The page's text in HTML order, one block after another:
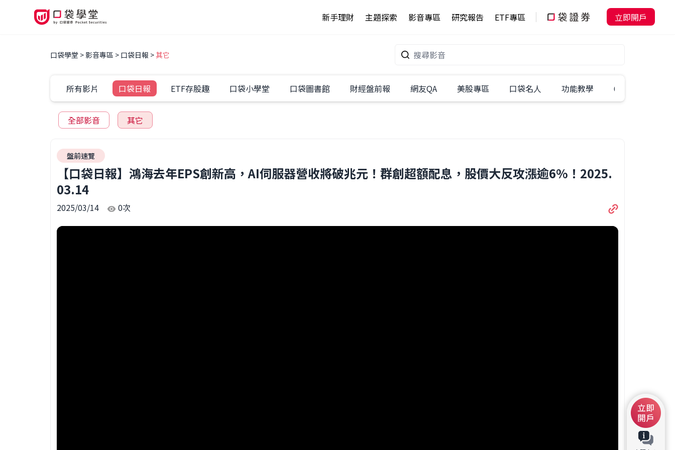
新手理財 主題探索 影音專區 研究報告 ETF專區 立即開戶
口袋學堂 影音專區 口袋日報 其它
所有影片 口袋日報 ETF存股趣 口袋小學堂 口袋圖書館 財經盤前報 網友QA 美股專區 口袋名人 功能教學 60秒學一招
全部影音 其它
盤前速覽
【口袋日報】鴻海去年EPS創新高，AI伺服器營收將破兆元！群創超額配息，股價大反攻漲逾6%！2025.
03.14
2025/03/14 0次